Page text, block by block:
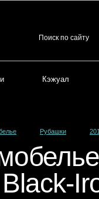
Кэжуал
Рубашки